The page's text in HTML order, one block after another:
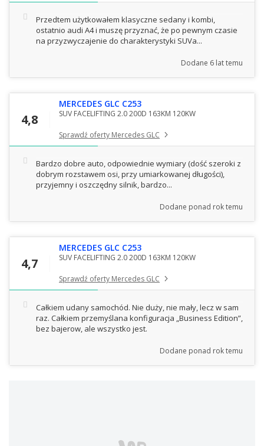
Przedtem użytkowałem klasyczne sedany i kombi,
ostatnio audi A4 i muszę przyznać, że po pewnym czasie
na przyzwyczajenie do charakterystyki SUVa...
Dodane 6 lat temu
4,8
MERCEDES GLC C253
SUV FACELIFTING 2.0 200D 163KM 120KW
Sprawdź oferty Mercedes GLC
Bardzo dobre auto, odpowiednie wymiary (dość szeroki z
dobrym rozstawem osi, przy umiarkowanej długości),
przyjemny i oszczędny silnik, bardzo...
Dodane ponad rok temu
4,7
MERCEDES GLC C253
SUV FACELIFTING 2.0 200D 163KM 120KW
Sprawdź oferty Mercedes GLC
Całkiem udany samochód. Nie duży, nie mały, lecz w sam
raz. Całkiem przemyślana konfiguracja „Business Edition”,
bez bajerow, ale wszystko jest.
Dodane ponad rok temu